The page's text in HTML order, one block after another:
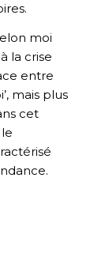
moi
la crise
entre
mais plus
cet